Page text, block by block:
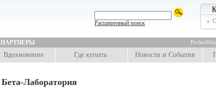
Расширенный поиск
ПАРТНЕРЫ
Вдохновение Где купить Новости и События
Бета-Лаборатория